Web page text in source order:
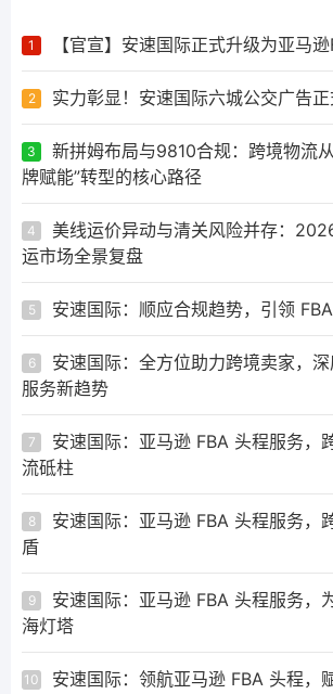
1 【官宣】安速国际正式升级为亚马
2 实力彰显！安速国际六城公交广告
3
新拼姆布局与9810合规：跨境物流
牌赋能”转型的核心路径
4
美线运价异动与清关风险并存：
运市场全景复盘
5 安速国际：顺应合规趋势，引领
6
安速国际：全方位助力跨境卖家，
服务新趋势
7
安速国际：亚马逊 FBA 头程服务，
流砥柱
8
安速国际：亚马逊 FBA 头程服务，
盾
9
安速国际：亚马逊 FBA 头程服务，
海灯塔
10 安速国际：领航亚马逊 FBA 头程，